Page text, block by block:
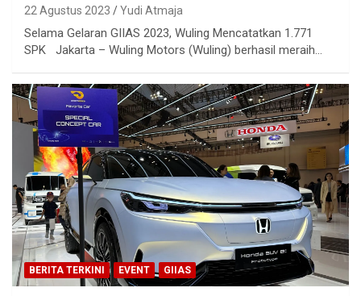
22 Agustus 2023 Yudi Atmaja
Selama Gelaran GIIAS 2023, Wuling Mencatatkan 1.771
SPK Jakarta – Wuling Motors (Wuling) berhasil meraih…
BERITA TERKINI EVENT GIIAS